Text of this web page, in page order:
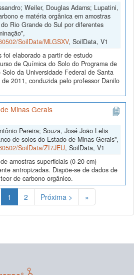
Weiler, Douglas Adams; Lupatini,
e matéria orgânica em amostras
Rio Grande do Sul por diferentes
SoilData/MLGSXV, SoilData, V1
foi elaborado a partir de estudo
de Química do Solo do Programa de
da Universidade Federal de Santa
2011, conduzida pelo professor Danilo
Minas Gerais
Pereira; Souza, José João Lelis
de solos do Estado de Minas Gerais",
SoilData/ZI7JEU, SoilData, V1
amostras superficiais (0-20 cm)
antropizadas. Dispõe-se de dados de
de carbono orgânico.
1 (Atual)
2 Próxima > »